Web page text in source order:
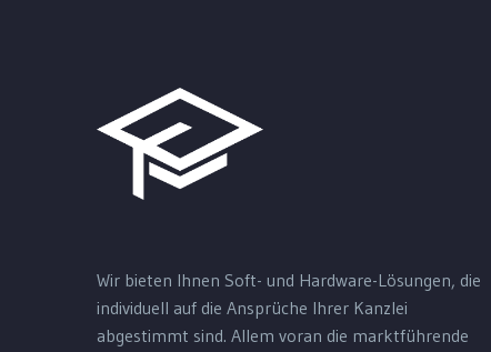
Wir bieten Ihnen Soft- und Hardware-Lösungen, die
individuell auf die Ansprüche Ihrer Kanzlei
abgestimmt sind. Allem voran die marktführende